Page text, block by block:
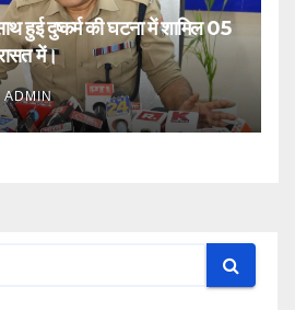
हुई दुष्कर्म की घटना में शामिल 05
में।
ADMIN